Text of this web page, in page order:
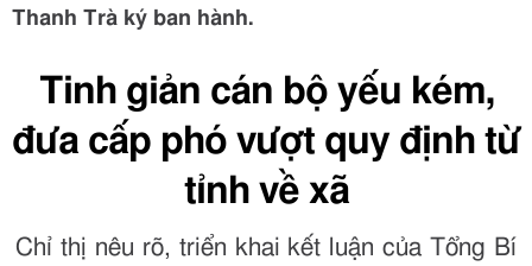
Thanh Trà ký ban hành.
Tinh giản cán bộ yếu kém,
đưa cấp phó vượt quy định từ
tỉnh về xã
Chỉ thị nêu rõ, triển khai kết luận của Tổng Bí